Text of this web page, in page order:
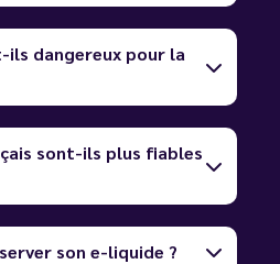
ils dangereux pour la
sont-ils plus fiables
son e-liquide ?